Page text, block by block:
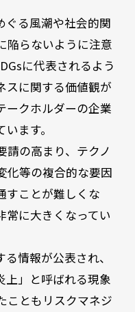
ぐる風潮や社会的関
陥らないように注意
に代表されるよう
スに関する価値観が
ークホルダーの企業
ます。
請の高まり、テクノ
化等の複合的な要因
すことが難しくな
常に大きくなってい
情報が公表され、
上」と呼ばれる現象
こともリスクマネジ